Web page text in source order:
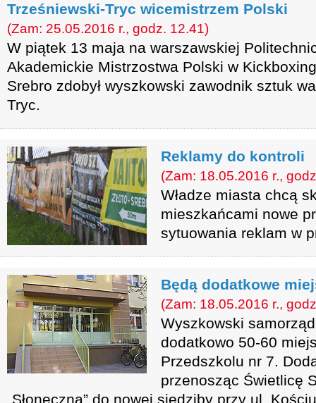
Trześniewski-Tryc wicemistrzem Polski
(Zam: 25.05.2016 r., godz. 12.41)
W piątek 13 maja na warszawskiej
Akademickie Mistrzostwa Polski w
Srebro zdobył wyszkowski zawodnik sztuk
Tryc.
Reklamy do kontroli
(Zam: 18.05.2016 r.,
Władze miasta chcą
mieszkańcami nowe
sytuowania reklam w
Będą dodatkowe
(Zam: 18.05.2016 r.,
Wyszkowski
dodatkowo 50-60
Przedszkolu nr 7.
przenosząc Świetlicę
„Słoneczna” do nowej siedziby przy ul.